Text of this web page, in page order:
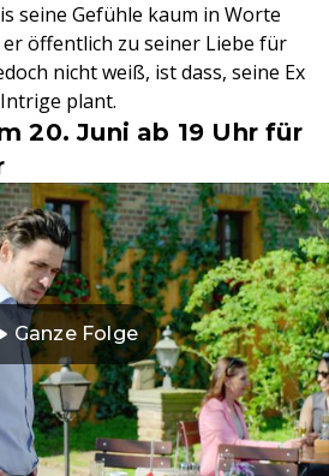
seine Gefühle kaum in Worte
öffentlich zu seiner Liebe für
nicht weiß, ist dass, seine Ex
plant.
20. Juni ab 19 Uhr für
Ganze Folge